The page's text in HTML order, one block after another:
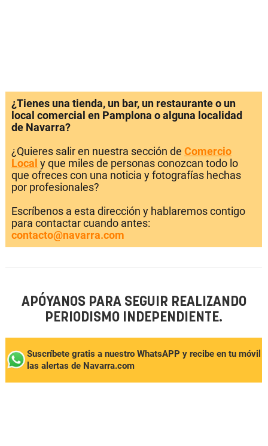
¿Tienes una tienda, un bar, un restaurante o un
local comercial en Pamplona o alguna localidad
de Navarra?
¿Quieres salir en nuestra sección de Comercio
Local y que miles de personas conozcan todo lo
que ofreces con una noticia y fotografías hechas
por profesionales?
Escríbenos a esta dirección y hablaremos contigo
para contactar cuando antes:
contacto@navarra.com
APÓYANOS PARA SEGUIR REALIZANDO
PERIODISMO INDEPENDIENTE.
Suscríbete gratis a nuestro WhatsAPP y recibe en tu móvil
las alertas de Navarra.com